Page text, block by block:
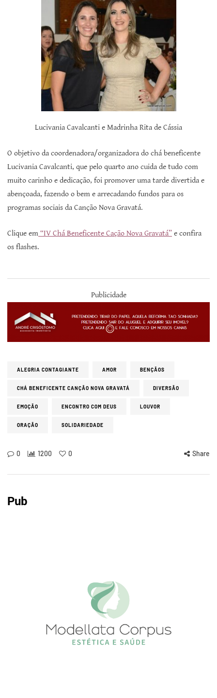
Lucivania Cavalcanti e Madrinha Rita de Cássia
O objetivo da coordenadora/organizadora do chá beneficente
Lucivania Cavalcanti, que pelo quarto ano cuida de tudo com
muito carinho e dedicação, foi promover uma tarde divertida e
abençoada, fazendo o bem e arrecadando fundos para os
programas sociais da Canção Nova Gravatá.
Clique em “IV Chá Beneficente Cação Nova Gravatá” e confira
os flashes.
Publicidade
ALEGRIA CONTAGIANTE AMOR BENÇÃOS
CHÁ BENEFICENTE CANÇÃO NOVA GRAVATÁ DIVERSÃO
EMOÇÃO ENCONTRO COM DEUS LOUVOR
ORAÇÃO SOLIDARIEDADE
0 1200 0 Share
Pub